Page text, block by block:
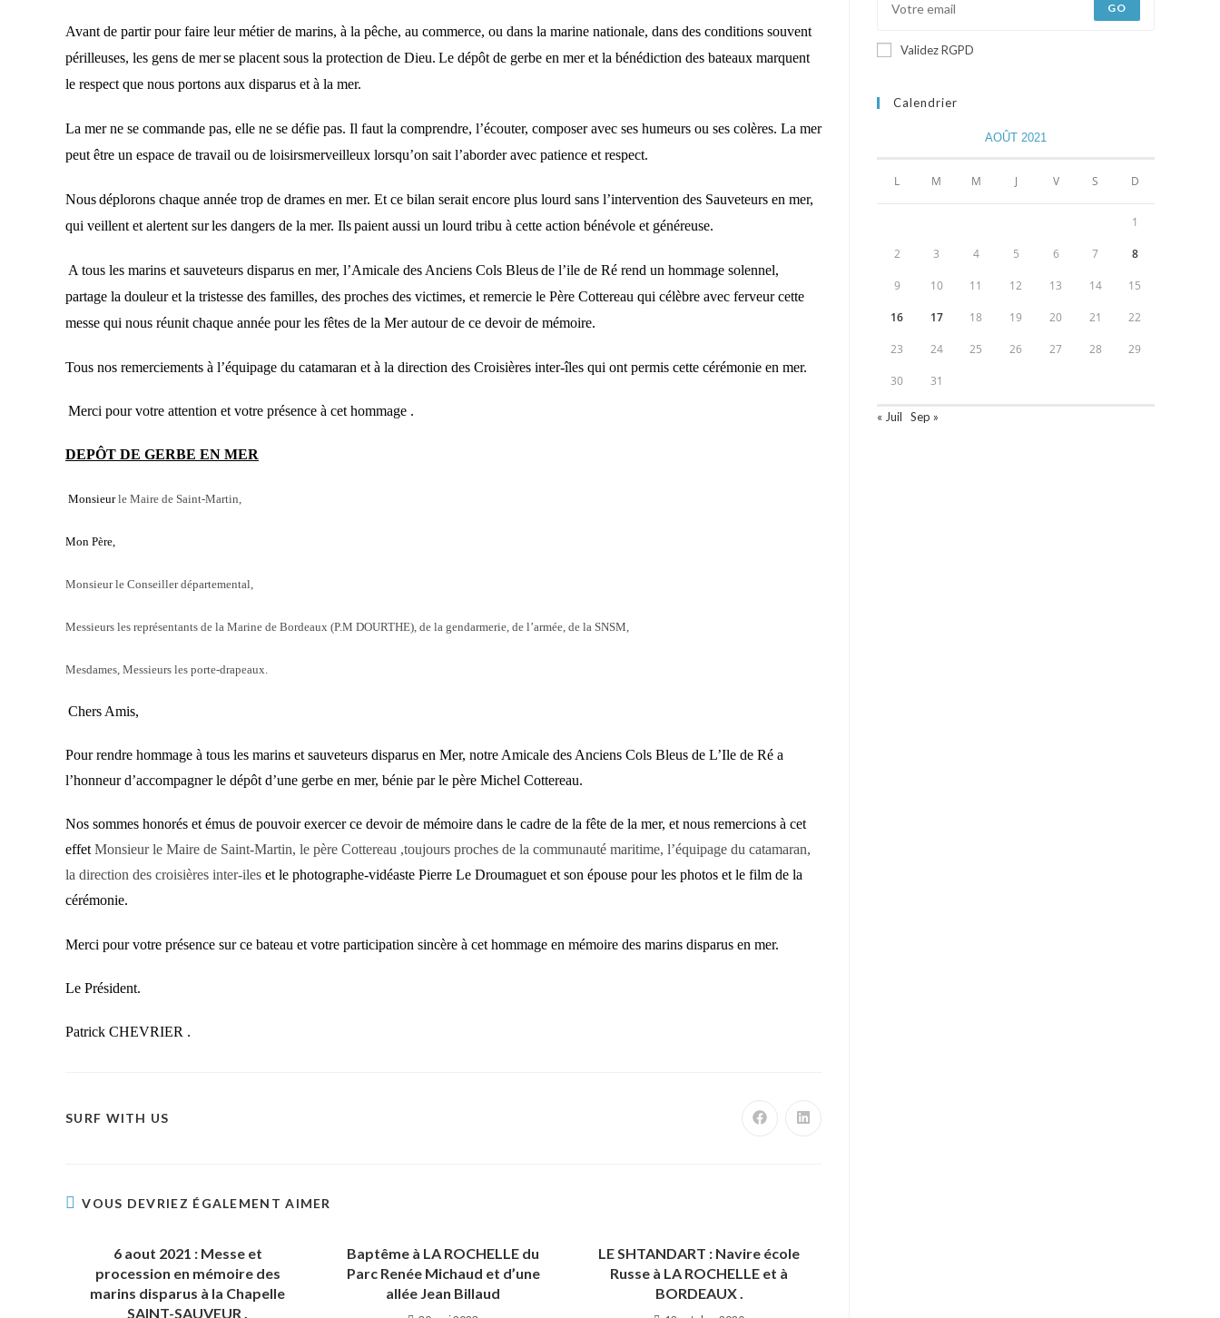
Avant de partir pour faire leur métier de marins, à la pêche, au commerce, ou dans la marine nationale, dans des conditions souvent
périlleuses, les gens de merse placent sous la protection de Dieu. Le dépôt de gerbe en mer et la bénédiction des bateaux marquent
le respect que nous portons aux disparus et à la mer.
La mer ne se commande pas, elle ne se défie pas. Il faut la comprendre, l’écouter, composer avec ses humeurs ou ses colères. La mer
peut être un espace de travail ou de loisirsmerveilleux lorsqu’on sait l’aborder avec patience et respect.
Nousdéplorons chaque année trop de drames en mer. Et ce bilan serait encore plus lourd sans l’intervention des Sauveteurs en mer,
qui veillent et alertent surles dangers de la mer. Ilspaient aussi un lourd tribu à cette action bénévole et généreuse.
A tous les marins et sauveteurs disparus en mer, l’Amicale des Anciens Cols Bleusde l’ile de Ré rend un hommage solennel,
partage la douleur et la tristesse des familles, des proches des victimes, et remercie le Père Cottereau qui célèbre avec ferveur cette
messe qui nous réunit chaque année pour les fêtes de la Mer autour de ce devoir de mémoire.
Tous nos remerciements à l’équipage du catamaran et à la direction des Croisières inter-îles qui ont permis cette cérémonie en mer.
Merci pour votre attention et votre présence à cet hommage .
DEPÔT DE GERBE EN MER
Monsieurle Maire de Saint-Martin,
Mon Père,
Monsieur le Conseiller départemental,
Messieurs les représentants de la Marine de Bordeaux (P.M DOURTHE), de la gendarmerie, de l’armée, de la SNSM,
Mesdames, Messieurs les porte-drapeaux.
Chers Amis,
Pour rendre hommage à tous les marins et sauveteurs disparus en Mer, notre Amicale des Anciens Cols Bleus de L’Ile de Ré a
l’honneur d’accompagner le dépôt d’une gerbe en mer, bénie par le père Michel Cottereau.
Nos sommes honorés et émus de pouvoir exercer ce devoir de mémoire dans le cadre de la fête de la mer, et nous remercions à cet
effet Monsieur le Maire de Saint-Martin, le père Cottereau ,toujours proches de la communauté maritime, l’équipage du catamaran,
la direction des croisières inter-iles et le photographe-vidéaste Pierre Le Droumaguet et son épouse pour les photos et le film de la
cérémonie.
Merci pour votre présence sur ce bateau et votre participation sincère à cet hommage en mémoire des marins disparus en mer.
Le Président.
Patrick CHEVRIER .
SURF WITH US
VOUS DEVRIEZ ÉGALEMENT AIMER
6 aout 2021 : Messe et
procession en mémoire des
marins disparus à la Chapelle
SAINT-SAUVEUR .
Baptême à LA ROCHELLE du
Parc Renée Michaud et d’une
allée Jean Billaud
LE SHTANDART : Navire école
Russe à LA ROCHELLE et à
BORDEAUX .
GO
Validez RGPD
Calendrier
AOÛT 2021
L M M J V S D
1
2 3 4 5 6 7 8
9 10 11 12 13 14 15
16 17 18 19 20 21 22
23 24 25 26 27 28 29
30 31
« Juil Sep »